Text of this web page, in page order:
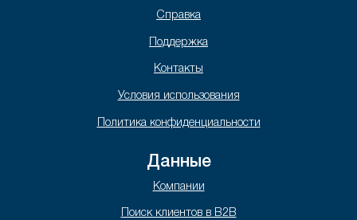
Справка
Поддержка
Контакты
Условия использования
Политика конфиденциальности
Данные
Компании
Поиск клиентов в B2B